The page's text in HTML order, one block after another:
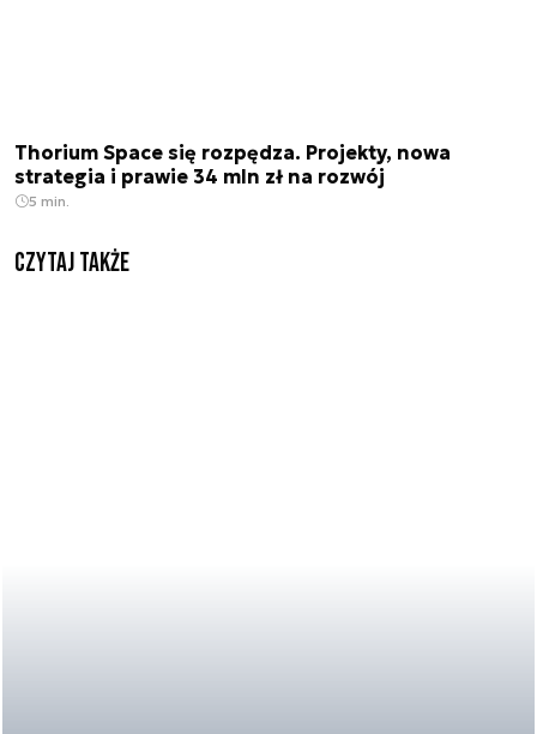
Thorium Space się rozpędza. Projekty, nowa
strategia i prawie 34 mln zł na rozwój
5 min.
Czytaj także